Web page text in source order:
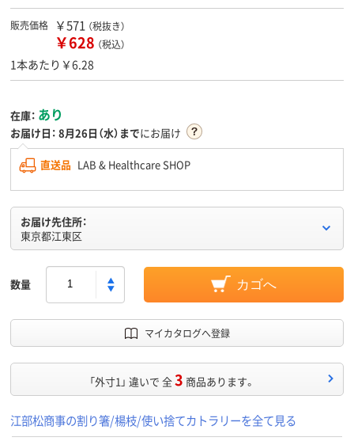
販売価格 ￥571 （税抜き）
￥628 （税込）
1本あたり￥6.28
在庫： あり
お届け日： 8月26日（水）までにお届け
直送品 LAB & Healthcare SHOP
お届け先住所：
東京都江東区
数量 カゴへ
マイカタログへ登録
「外寸1」 違いで 全3 商品あります。
江部松商事の割り箸/楊枝/使い捨てカトラリーを全て見る